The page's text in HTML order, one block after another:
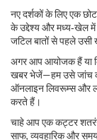
नए दर्शकों के लिए एक
के उद्देश्य और मध्य‑खेल में
जटिल बातों से पहले उसी
अगर आप आयोजक हैं या
खबर भेजें—हम उसे जांच
ऑनलाइन लिवरूम्स और
करते हैं।
चाहे आप एक कट्टर
साफ, व्यवहारिक और